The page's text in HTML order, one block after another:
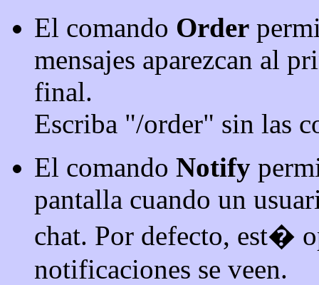
El comando Order
mensajes aparezcan al
final.
Escriba "/order" sin las
El comando Notify
pantalla cuando un
chat. Por defecto, est�
notificaciones se veen.